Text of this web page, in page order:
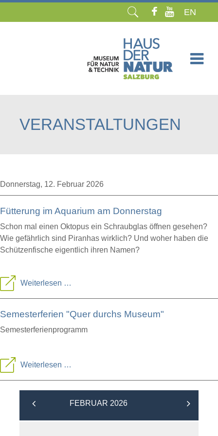
EN
VERANSTALTUNGEN
Donnerstag, 12. Februar 2026
Fütterung im Aquarium am Donnerstag
Schon mal einen Oktopus ein Schraubglas öffnen gesehen?
Wie gefährlich sind Piranhas wirklich? Und woher haben die
Schützenfische eigentlich ihren Namen?
Weiterlesen …
im
Aquarium
am
Semesterferien "Quer durchs Museum"
Semesterferienprogramm
Weiterlesen …
"Quer
FEBRUAR 2026